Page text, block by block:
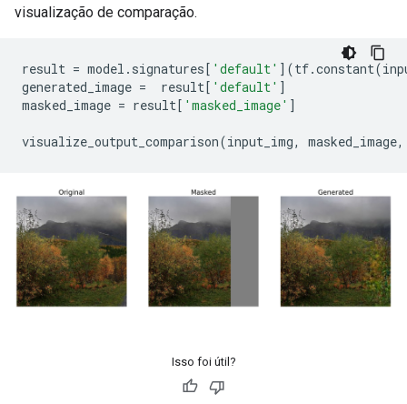
visualização de comparação.
result = model . signatures[ 'default' ](tf.constant(
generated_image = result[ 'default' ]
masked_image = result[ 'masked_image' ]
visualize_output_comparison(input_img, masked_image,
Isso foi útil?